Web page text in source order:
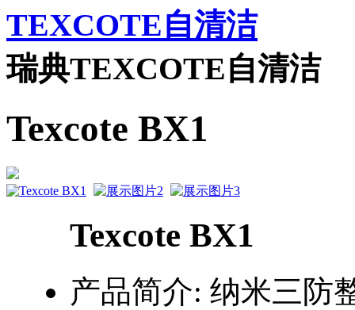
TEXCOTE自清洁
瑞典TEXCOTE自清洁
Texcote BX1
Texcote BX1
产品简介: 纳米三防